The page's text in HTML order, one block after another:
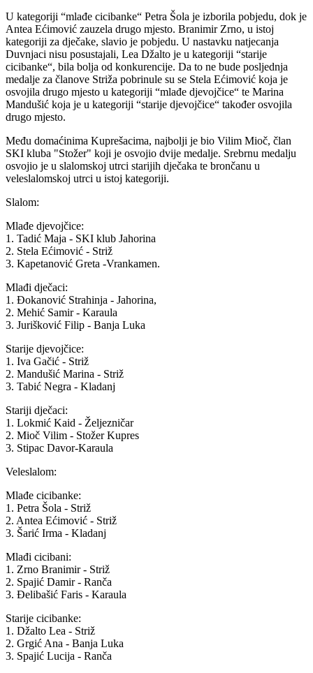
U kategoriji “mlađe cicibanke“ Petra Šola je izborila pobjedu, dok je
Antea Ećimović zauzela drugo mjesto. Branimir Zrno, u istoj
kategoriji za dječake, slavio je pobjedu. U nastavku natjecanja
Duvnjaci nisu posustajali, Lea Džalto je u kategoriji “starije
cicibanke“, bila bolja od konkurencije. Da to ne bude posljednja
medalje za članove Striža pobrinule su se Stela Ećimović koja je
osvojila drugo mjesto u kategoriji “mlađe djevojčice“ te Marina
Mandušić koja je u kategoriji “starije djevojčice“ također osvojila
drugo mjesto.
Među domaćinima Kuprešacima, najbolji je bio Vilim Mioč, član
SKI kluba "Stožer" koji je osvojio dvije medalje. Srebrnu medalju
osvojio je u slalomskoj utrci starijih dječaka te brončanu u
veleslalomskoj utrci u istoj kategoriji.
Slalom:
Mlađe djevojčice:
1. Tadić Maja - SKI klub Jahorina
2. Stela Ećimović - Striž
3. Kapetanović Greta -Vrankamen.
Mlađi dječaci:
1. Đokanović Strahinja - Jahorina,
2. Mehić Samir - Karaula
3. Jurišković Filip - Banja Luka
Starije djevojčice:
1. Iva Gačić - Striž
2. Mandušić Marina - Striž
3. Tabić Negra - Kladanj
Stariji dječaci:
1. Lokmić Kaid - Željezničar
2. Mioč Vilim - Stožer Kupres
3. Stipac Davor-Karaula
Veleslalom:
Mlađe cicibanke:
1. Petra Šola - Striž
2. Antea Ećimović - Striž
3. Šarić Irma - Kladanj
Mlađi cicibani:
1. Zrno Branimir - Striž
2. Spajić Damir - Ranča
3. Đelibašić Faris - Karaula
Starije cicibanke:
1. Džalto Lea - Striž
2. Grgić Ana - Banja Luka
3. Spajić Lucija - Ranča